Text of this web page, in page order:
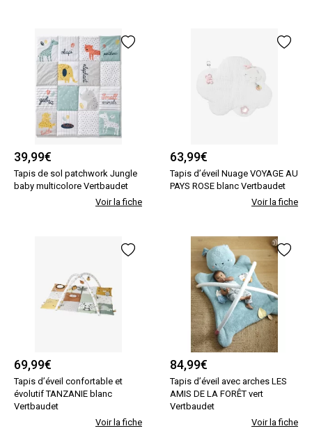
39,99€
Tapis de sol patchwork Jungle
baby multicolore Vertbaudet
Voir la fiche
63,99€
Tapis d’éveil Nuage VOYAGE AU
PAYS ROSE blanc Vertbaudet
Voir la fiche
69,99€
Tapis d’éveil confortable et
évolutif TANZANIE blanc
Vertbaudet
Voir la fiche
84,99€
Tapis d’éveil avec arches LES
AMIS DE LA FORÊT vert
Vertbaudet
Voir la fiche